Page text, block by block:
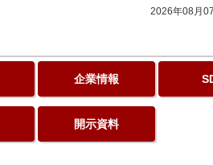
2026年08月
企業情報
開示資料